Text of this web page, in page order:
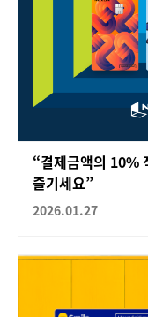
“결제금액의 10%
즐기세요”
2026.01.27